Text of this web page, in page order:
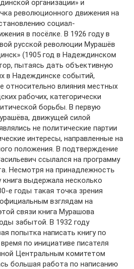
организации» и
революционного движения на
социал-
в посёлке. В 1926 году в
русской революции Мурашёв
(1905 год в Надеждинском
пытаясь дать объективную
в Надеждинске событий,
относительно влияния местных
рабочих, категорически
борьбы. В первую
движущей силой
не политические партии
интересы, направленные на
положения. В подтверждение
ссылался на программу
Несмотря на принадлежность
выдержала несколько
е годы такая точка зрения
взглядам на
связи книга Мурашова
забытой. В 1932 году
попытка написать книгу по
по инициативе писателя
Центральным комитетом
большая работа по написанию